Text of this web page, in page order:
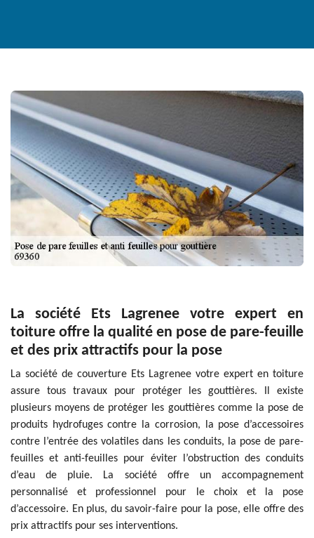
La société Ets Lagrenee votre expert en
toiture offre la qualité en pose de pare-feuille
et des prix attractifs pour la pose
La société de couverture Ets Lagrenee votre expert en toiture
assure tous travaux pour protéger les gouttières. Il existe
plusieurs moyens de protéger les gouttières comme la pose de
produits hydrofuges contre la corrosion, la pose d’accessoires
contre l’entrée des volatiles dans les conduits, la pose de pare-
feuilles et anti-feuilles pour éviter l’obstruction des conduits
d’eau de pluie. La société offre un accompagnement
personnalisé et professionnel pour le choix et la pose
d’accessoire. En plus, du savoir-faire pour la pose, elle offre des
prix attractifs pour ses interventions.